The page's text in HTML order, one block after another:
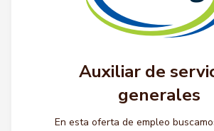
Auxiliar de
generales
En esta oferta de empleo